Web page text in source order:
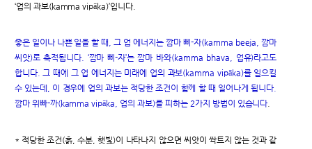
‘업의 과보(kamma vipāka)’입니다.
좋은 일이나 나쁜 일을 할 때, 그 업 에너지는 깜마 삐-자(kamma beeja, 깜마
씨앗)로 축적됩니다. ‘깜마 삐-자’는 깜마 바와(kamma bhava, 업유)라고도
합니다. 그 때에 그 업 에너지는 미래에 업의 과보(kamma vipāka)를 일으킬
수 있는데, 이 경우에 업의 과보는 적당한 조건이 함께 할 때 일어나게 됩니다.
깜마 위빠-까(kamma vipāka, 업의 과보)를 피하는 2가지 방법이 있습니다
* 적당한 조건(흙, 수분, 햇빛)이 나타나지 않으면 씨앗이 싹트지 않는 것과 같